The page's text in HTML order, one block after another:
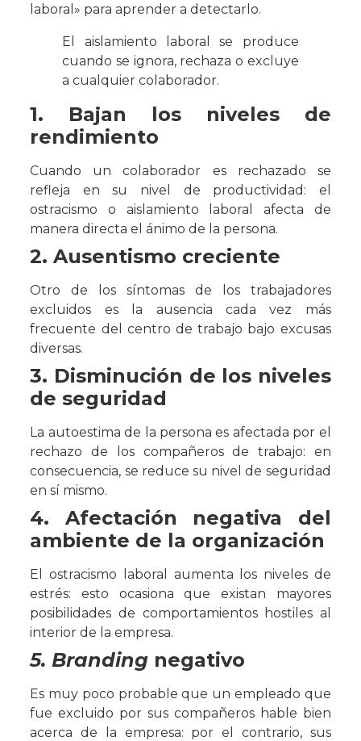
laboral» para aprender a detectarlo.
El aislamiento laboral se produce
cuando se ignora, rechaza o excluye
a cualquier colaborador.
1. Bajan los niveles de
rendimiento
Cuando un colaborador es rechazado se
refleja en su nivel de productividad: el
ostracismo o aislamiento laboral afecta de
manera directa el ánimo de la persona.
2. Ausentismo creciente
Otro de los síntomas de los trabajadores
excluidos es la ausencia cada vez más
frecuente del centro de trabajo bajo excusas
diversas.
3. Disminución de los niveles
de seguridad
La autoestima de la persona es afectada por el
rechazo de los compañeros de trabajo: en
consecuencia, se reduce su nivel de seguridad
en sí mismo.
4. Afectación negativa del
ambiente de la organización
El ostracismo laboral aumenta los niveles de
estrés: esto ocasiona que existan mayores
posibilidades de comportamientos hostiles al
interior de la empresa.
5. Branding negativo
Es muy poco probable que un empleado que
fue excluido por sus compañeros hable bien
acerca de la empresa: por el contrario, sus